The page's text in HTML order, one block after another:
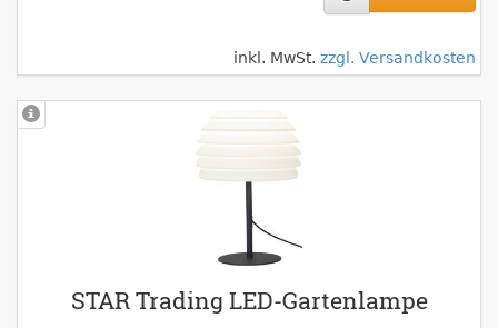
inkl. MwSt. zzgl. Versandkosten
STAR Trading LED-Gartenlampe